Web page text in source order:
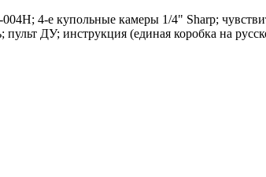
4-е купольные камеры 1/4" Sharp;
ДУ; инструкция (единая коробка на